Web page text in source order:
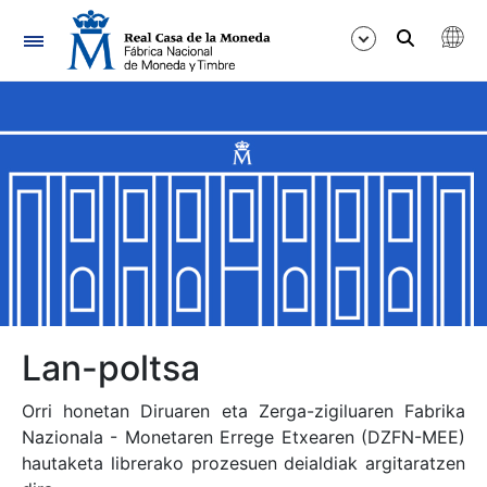
Nabigazioa
Erakutsi/Ezkutatu
Erakutsi/Ezkutatu
Erakutsi/Ezkutatu
Erakutsi/Ezkutatu
Lan-poltsa
Orri honetan Diruaren eta Zerga-zigiluaren Fabrika
Nazionala - Monetaren Errege Etxearen (DZFN-MEE)
hautaketa librerako prozesuen deialdiak argitaratzen